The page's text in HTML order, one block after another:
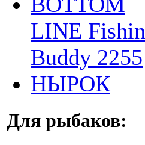
LINE Fishin
Buddy 2255
НЫРОК
Для рыбаков: